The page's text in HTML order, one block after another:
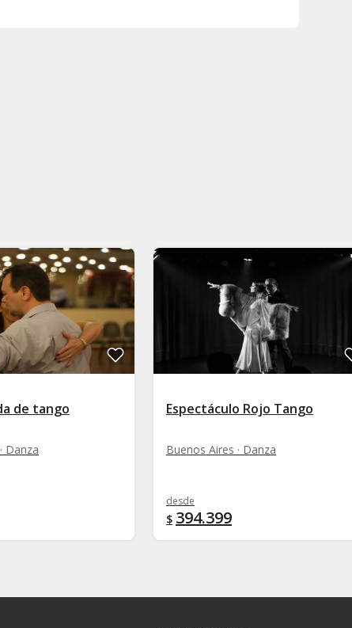
será entre las
en el siguiente enlace:
de tango
Danza
Espectáculo Rojo Tango
Buenos Aires · Danza
desde
$ 394.399